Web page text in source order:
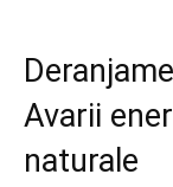
Avarii
naturale